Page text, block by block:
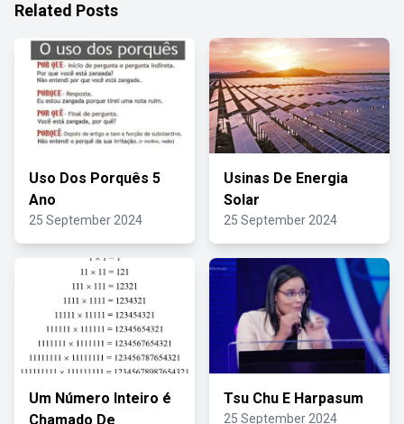
Related Posts
Uso Dos Porquês 5
Ano
25 September 2024
Usinas De Energia
Solar
25 September 2024
Um Número Inteiro é
Chamado De
Tsu Chu E Harpasum
25 September 2024